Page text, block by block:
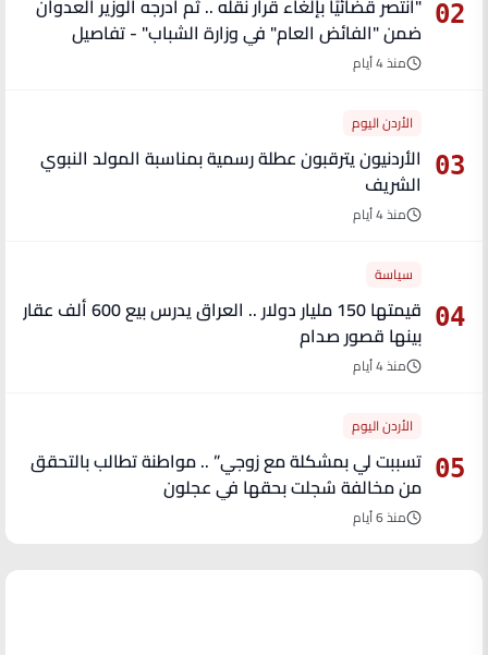
02
ضمن "الفائض العام" في وزارة الشباب" - تفاصيل
منذ 4 أيام
03
الأردن اليوم
الأردنيون يترقبون عطلة رسمية بمناسبة المولد النبوي
الشريف
منذ 4 أيام
04
سياسة
قيمتها 150 مليار دولار .. العراق يدرس بيع 600 ألف عقار
بينها قصور صدام
منذ 4 أيام
05
الأردن اليوم
تسببت لي بمشكلة مع زوجي” .. مواطنة تطالب بالتحقق
من مخالفة سُجلت بحقها في عجلون
منذ 6 أيام